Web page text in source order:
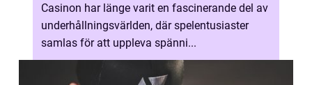
Casinon har länge varit en fascinerande del av
underhållningsvärlden, där spelentusiaster
samlas för att uppleva spänni...